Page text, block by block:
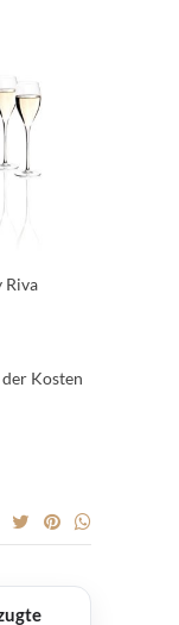
Riva
Kosten